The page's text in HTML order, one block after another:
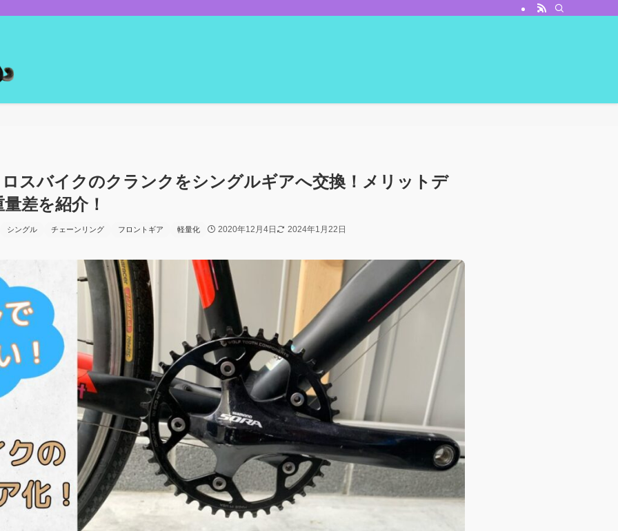
スバイクのクランクをシングルギアへ交換！メリットデ
差を紹介！
シングル チェーンリング フロントギア 軽量化 2020年12月4日 2024年1月22日